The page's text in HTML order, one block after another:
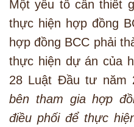
Một yếu tố cần thiết
thực hiện hợp đồng
hợp đồng BCC phải
thực hiện dự án của
28 Luật Đầu tư năm
bên tham gia hợp
điều phối để thực